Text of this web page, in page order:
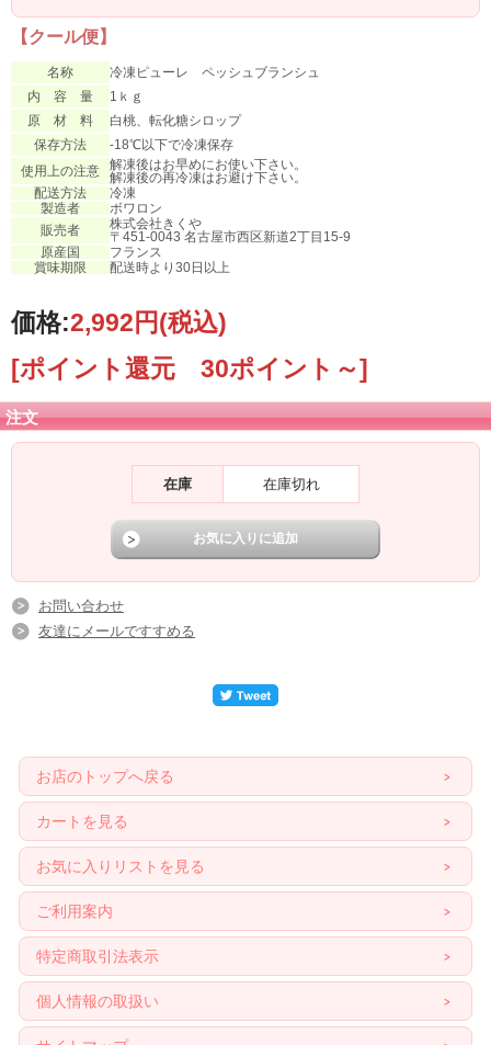
【クール便】
名称
冷凍ピューレ ペッシュブランシュ
内 容 量
1ｋｇ
原 材 料
白桃、転化糖シロップ
保存方法
-18℃以下で冷凍保存
使用上の注意
解凍後はお早めにお使い下さい。
解凍後の再冷凍はお避け下さい。
配送方法
冷凍
製造者
ボワロン
販売者
株式会社きくや
〒451-0043 名古屋市西区新道2丁目15-9
原産国
フランス
賞味期限
配送時より30日以上
価格:2,992円(税込)
[ポイント還元 30ポイント～]
注文
在庫 在庫切れ
お問い合わせ
友達にメールですすめる
お店のトップへ戻る
カートを見る
お気に入りリストを見る
ご利用案内
特定商取引法表示
個人情報の取扱い